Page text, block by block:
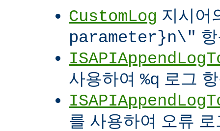
CustomLog 지시어
parameter}n\"
사용하여 %q 로그
를 사용하여 오류 로